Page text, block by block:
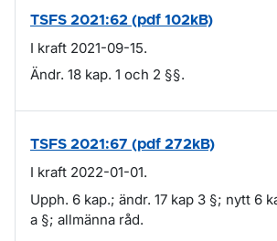
TSFS 2021:62 (pdf 102kB)
I kraft 2021-09-15.
Ändr. 18 kap. 1 och 2 §§.
TSFS 2021:67 (pdf 272kB)
I kraft 2022-01-01.
Upph. 6 kap.; ändr. 17 kap 3 §; nytt 6
a §; allmänna råd.